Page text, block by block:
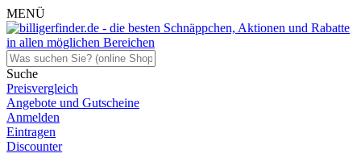
MENÜ
Suche
Preisvergleich
Angebote und Gutscheine
Anmelden
Eintragen
Discounter